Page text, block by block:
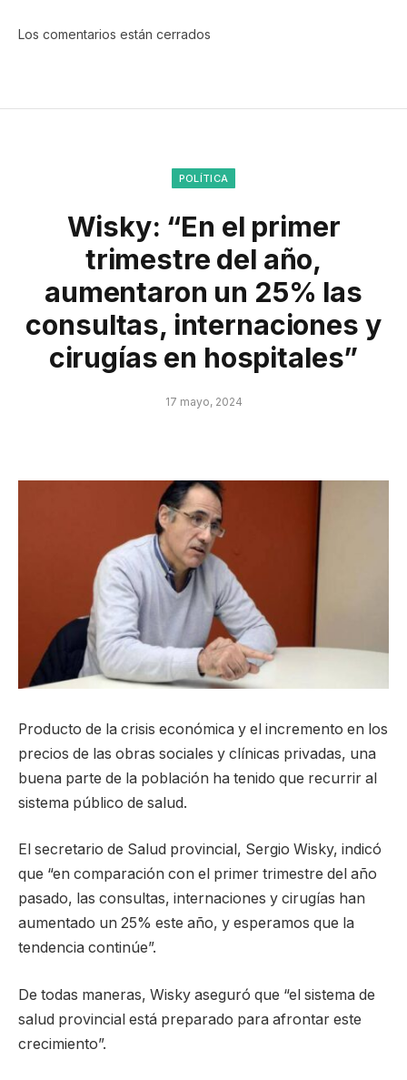
Los comentarios están cerrados
POLÍTICA
Wisky: “En el primer
trimestre del año,
aumentaron un 25% las
consultas, internaciones y
cirugías en hospitales”
17 mayo, 2024
Producto de la crisis económica y el incremento en los
precios de las obras sociales y clínicas privadas, una
buena parte de la población ha tenido que recurrir al
sistema público de salud.
El secretario de Salud provincial, Sergio Wisky, indicó
que “en comparación con el primer trimestre del año
pasado, las consultas, internaciones y cirugías han
aumentado un 25% este año, y esperamos que la
tendencia continúe”.
De todas maneras, Wisky aseguró que “el sistema de
salud provincial está preparado para afrontar este
crecimiento”.